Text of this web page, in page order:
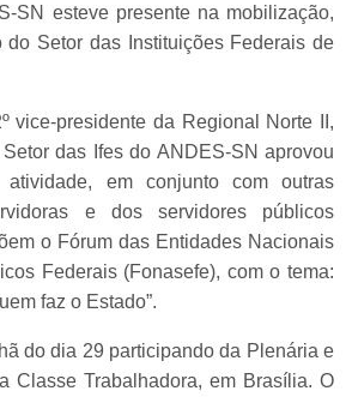
SN esteve presente na mobilização,
do Setor das Instituições Federais de
vice-presidente da Regional Norte II,
das Ifes do ANDES-SN aprovou
em conjunto com outras
e dos servidores públicos
o Fórum das Entidades Nacionais
Federais (Fonasefe), com o tema:
faz o Estado”.
do dia 29 participando da Plenária e
Classe Trabalhadora, em Brasília. O